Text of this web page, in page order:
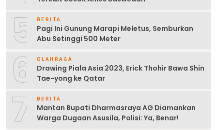
5 BERITA
Pagi Ini Gunung Marapi Meletus, Semburkan
Abu Setinggi 500 Meter
6 OLAHRAGA
Drawing Piala Asia 2023, Erick Thohir Bawa Shin
Tae-yong ke Qatar
7 BERITA
Mantan Bupati Dharmasraya AG Diamankan
Warga Dugaan Asusila, Polisi: Ya, Benar!